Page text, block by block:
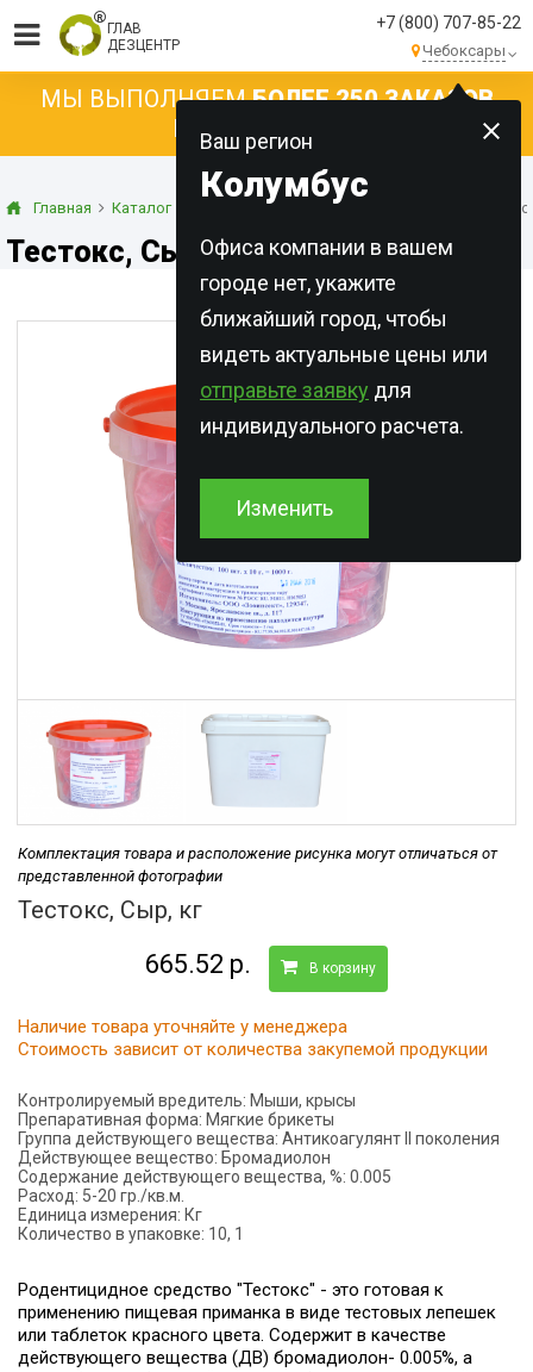
ГЛАВ
ДЕЗЦЕНТР
+7 (800) 707-85-22
Чебоксары
Ваш регион
Колумбус
Офиса компании в вашем
городе нет, укажите
ближайший город, чтобы
видеть актуальные цены или
отправьте заявку для
индивидуального расчета.
Изменить
МЫ ВЫПОЛНЯЕМБОЛЕЕ 250 ЗАКАЗОВ
КАЖДЫЙ ДЕНЬ!
Главная Каталог Готовые приманки
Тестокс, Сыр, кг
Комплектация товара и расположение рисунка могут отличаться от
представленной фотографии
Тестокс, Сыр, кг
665.52 р. В корзину
Наличие товара уточняйте у менеджера
Стоимость зависит от количества закупемой продукции
Контролируемый вредитель: Мыши, крысы
Препаративная форма: Мягкие брикеты
Группа действующего вещества: Антикоагулянт II поколения
Действующее вещество: Бромадиолон
Содержание действующего вещества, %: 0.005
Расход: 5-20 гр./кв.м.
Единица измерения: Кг
Количество в упаковке: 10, 1
Родентицидное средство "Тестокс" - это готовая к
применению пищевая приманка в виде тестовых лепешек
или таблеток красного цвета. Содержит в качестве
действующего вещества (ДВ) бромадиолон- 0.005%, а